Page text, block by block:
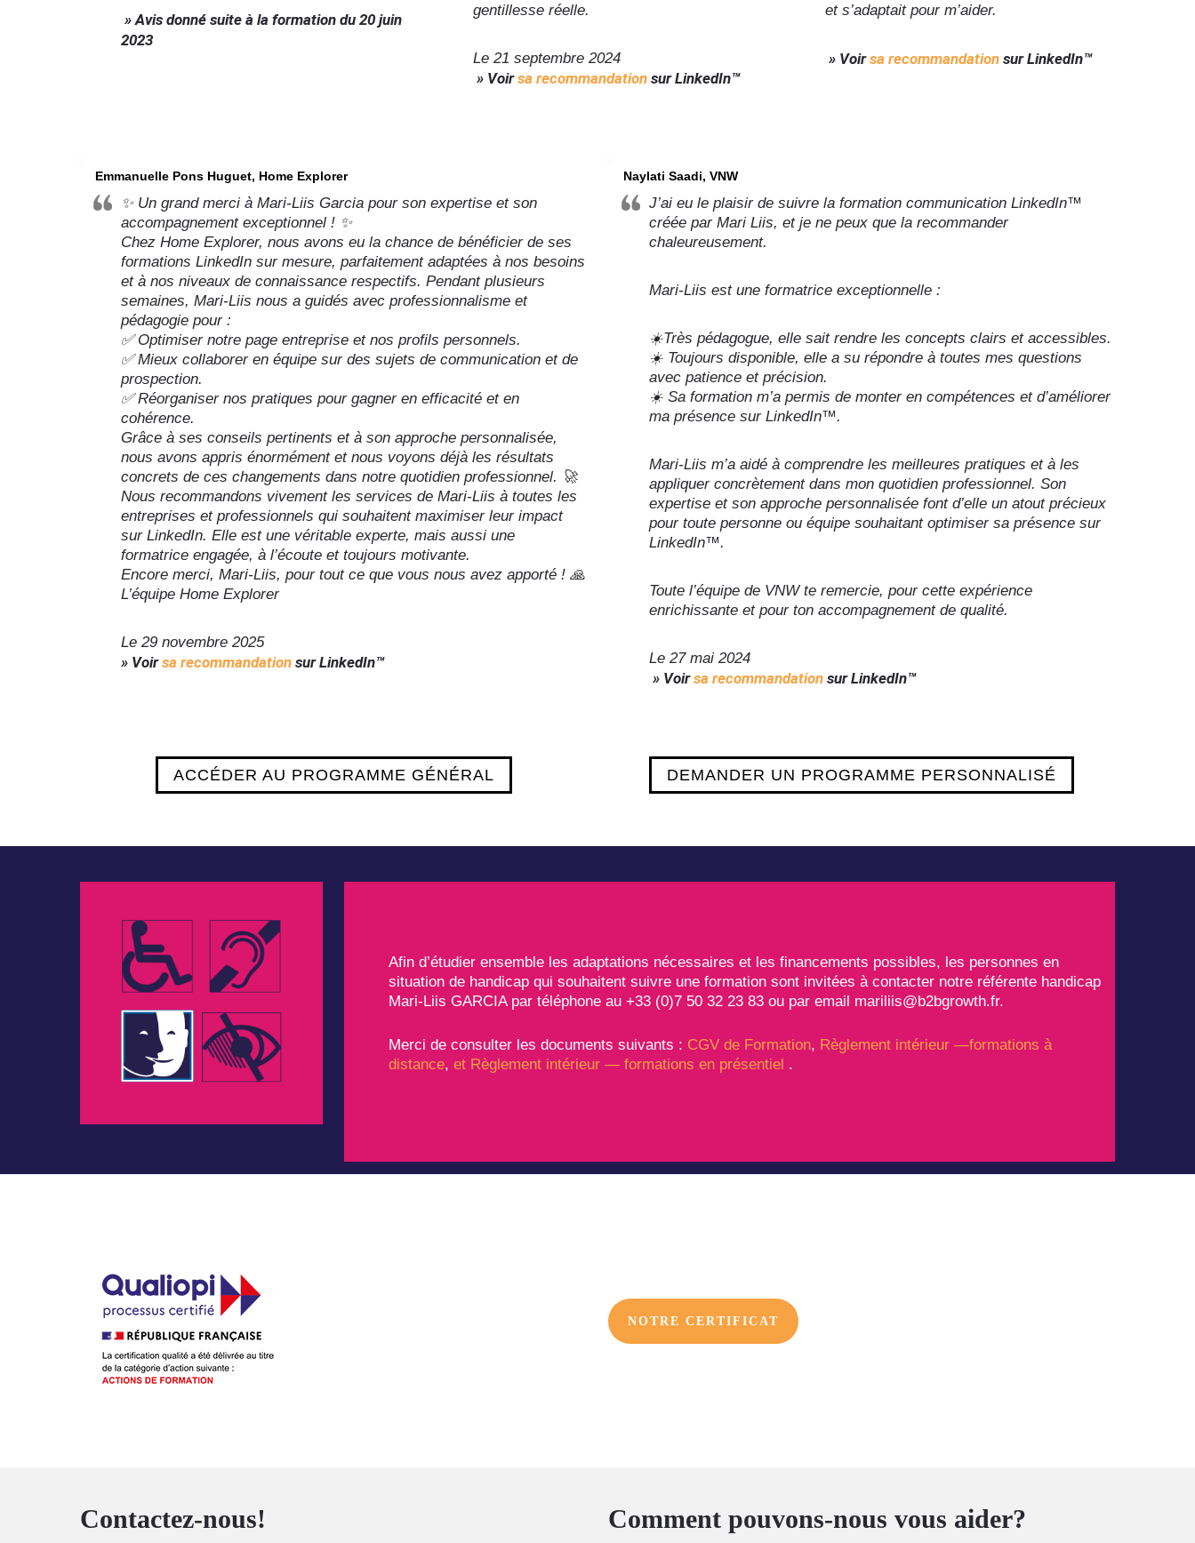
» Avis donné suite à la formation du 20 juin
2023
gentillesse réelle.
Le 21 septembre 2024
» Voirsa recommandationsur LinkedIn™
et s’adaptait pour m’aider.
» Voirsa recommandationsur LinkedIn™
Emmanuelle Pons Huguet, Home Explorer
✨ Un grand merci à Mari-Liis Garcia pour son expertise et son
accompagnement exceptionnel ! ✨
Chez Home Explorer, nous avons eu la chance de bénéficier de ses
formations LinkedIn sur mesure, parfaitement adaptées à nos besoins
et à nos niveaux de connaissance respectifs. Pendant plusieurs
semaines, Mari-Liis nous a guidés avec professionnalisme et
pédagogie pour :
✅ Optimiser notre page entreprise et nos profils personnels.
✅ Mieux collaborer en équipe sur des sujets de communication et de
prospection.
✅ Réorganiser nos pratiques pour gagner en efficacité et en
cohérence.
Grâce à ses conseils pertinents et à son approche personnalisée,
nous avons appris énormément et nous voyons déjà les résultats
concrets de ces changements dans notre quotidien professionnel. 🚀
Nous recommandons vivement les services de Mari-Liis à toutes les
entreprises et professionnels qui souhaitent maximiser leur impact
sur LinkedIn. Elle est une véritable experte, mais aussi une
formatrice engagée, à l’écoute et toujours motivante.
Encore merci, Mari-Liis, pour tout ce que vous nous avez apporté ! 🙏
L’équipe Home Explorer
Le 29 novembre 2025
» Voirsa recommandation sur LinkedIn™
Naylati Saadi, VNW
J’ai eu le plaisir de suivre la formation communication LinkedIn™️
créée par Mari Liis, et je ne peux que la recommander
chaleureusement.
Mari-Liis est une formatrice exceptionnelle :
☀️Très pédagogue, elle sait rendre les concepts clairs et accessibles.
☀️ Toujours disponible, elle a su répondre à toutes mes questions
avec patience et précision.
☀️ Sa formation m’a permis de monter en compétences et d’améliorer
ma présence sur LinkedIn™️.
Mari-Liis m’a aidé à comprendre les meilleures pratiques et à les
appliquer concrètement dans mon quotidien professionnel. Son
expertise et son approche personnalisée font d’elle un atout précieux
pour toute personne ou équipe souhaitant optimiser sa présence sur
LinkedIn™️.
Toute l’équipe de VNW te remercie, pour cette expérience
enrichissante et pour ton accompagnement de qualité.
Le 27 mai 2024
» Voirsa recommandationsur LinkedIn™
ACCÉDER AU PROGRAMME GÉNÉRAL DEMANDER UN PROGRAMME PERSONNALISÉ
Afin d’étudier ensemble les adaptations nécessaires et les financements possibles, les personnes en
situation de handicap qui souhaitent suivre une formation sont invitées à contacter notre référente handicap
Mari-Liis GARCIA par téléphone au +33 (0)7 50 32 23 83 ou par email mariliis@b2bgrowth.fr.
Merci de consulter les documents suivants : CGV de Formation, Règlement intérieur —formations à
distance,et Règlement intérieur — formations en présentiel .
NOTRE CERTIFICAT
Contactez-nous! Comment pouvons-nous vous aider?